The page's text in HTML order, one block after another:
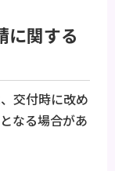
に関する
交付時に改め
なる場合があ